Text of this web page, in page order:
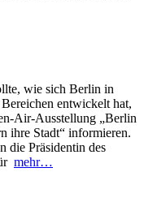
wie sich Berlin in
entwickelt hat,
Air-Ausstellung „Berlin
ihre Stadt“ informieren.
die Präsidentin des
mehr…